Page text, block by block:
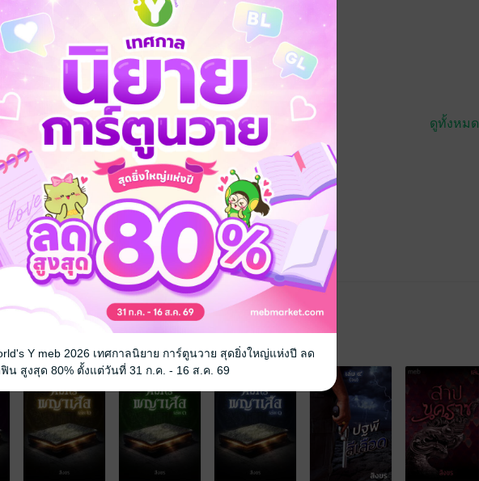
ดูทั้งหมด
Y meb 2026 เทศกาลนิยาย การ์ตูนวาย สุดยิ่งใหญ่แห่งปี ลด
น สูงสุด 80% ตั้งแต่วันที่ 31 ก.ค. - 16 ส.ค. 69